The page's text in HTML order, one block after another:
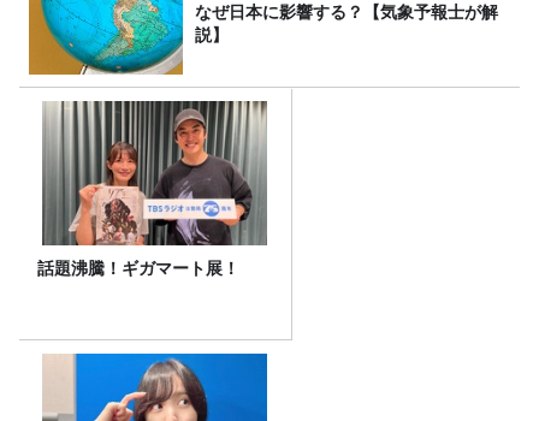
なぜ日本に影響する？【気象予報士が解
説】
話題沸騰！ギガマート展！